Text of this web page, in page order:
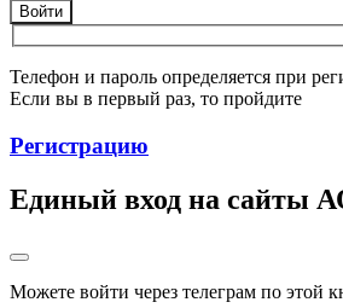
Войти
Телефон и пароль определяется при
Если вы в первый раз, то пройдите
Регистрацию
Единый вход на сайты
Можете войти через телеграм по этой